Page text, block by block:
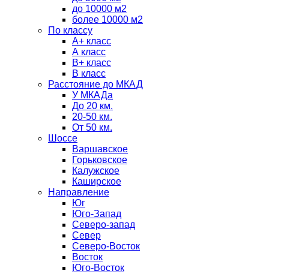
до 10000 м2
более 10000 м2
По классу
A+ класс
А класс
В+ класс
B класс
Расстояние до МКАД
У МКАДа
До 20 км.
20-50 км.
От 50 км.
Шоссе
Варшавское
Горьковское
Калужское
Каширское
Направление
Юг
Юго-Запад
Северо-запад
Север
Северо-Восток
Восток
Юго-Восток